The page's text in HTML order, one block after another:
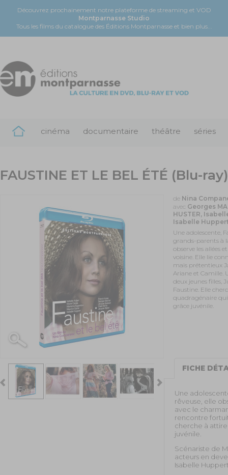
Découvrez prochainement notre plateforme de streaming et VOD
Montparnasse Studio
Tous les films du catalogue des Éditions Montparnasse et bien plus...
cinéma documentaire théâtre séries
FAUSTINE ET LE BEL ÉTÉ (Blu-ray)
de Nina
avec Georges
HUSTER,
Isabelle
Une adolescente,
grands-parents à
observe les allées
voisine. Elle lie
mais prétentieux
Ariane et Camille.
deux jeunes filles,
Faustine. Elle
quadragénaire qui
grâce juvénile.
FICHE
Une
rêveuse, elle
avec le
rencontre
cherche à
juvénile.
Scénariste de
acteurs en
Isabelle